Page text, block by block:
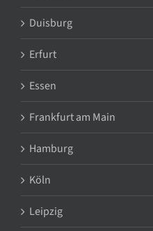
Duisburg
Erfurt
Essen
Frankfurt am Main
Hamburg
Köln
Leipzig